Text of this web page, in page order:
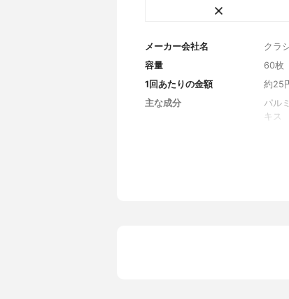
メーカー会社名
クラ
容量
60枚
1回あたりの金額
約25
主な成分
パル
キス